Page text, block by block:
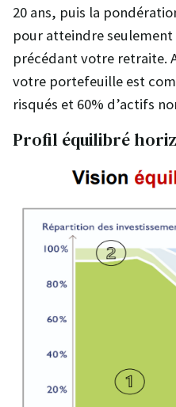
20 ans, puis la
pour atteindre seulement
précédant votre retraite.
votre portefeuille est
risqués et 60% d’actifs
Profil équilibré